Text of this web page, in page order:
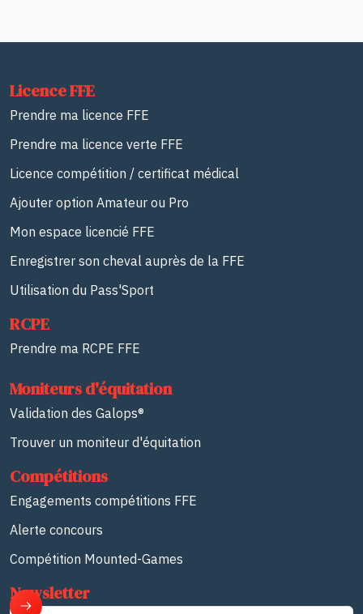
Licence FFE
Prendre ma licence FFE
Prendre ma licence verte FFE
Licence compétition / certificat médical
Ajouter option Amateur ou Pro
Mon espace licencié FFE
Enregistrer son cheval auprès de la FFE
Utilisation du Pass'Sport
RCPE
Prendre ma RCPE FFE
Moniteurs d'équitation
Validation des Galops®
Trouver un moniteur d'équitation
Compétitions
Engagements compétitions FFE
Alerte concours
Compétition Mounted-Games
Newsletter